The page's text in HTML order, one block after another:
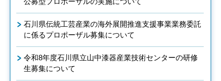
石川県伝統工芸産業の海外展開推進支援事業業務委託
に係るプロポーザル募集について
令和8年度石川県立山中漆器産業技術センターの研修
生募集について